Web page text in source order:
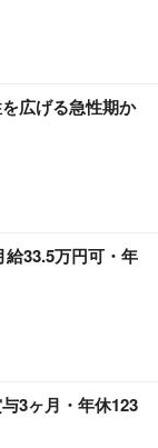
広げる急性期か
33.5万円可・年
3ヶ月・年休123